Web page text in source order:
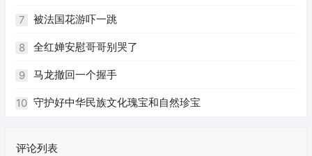
7 被法国花游吓一跳
8 全红婵安慰哥哥别哭了
9 马龙撤回一个握手
10 守护好中华民族文化瑰宝和自然珍宝
评论列表